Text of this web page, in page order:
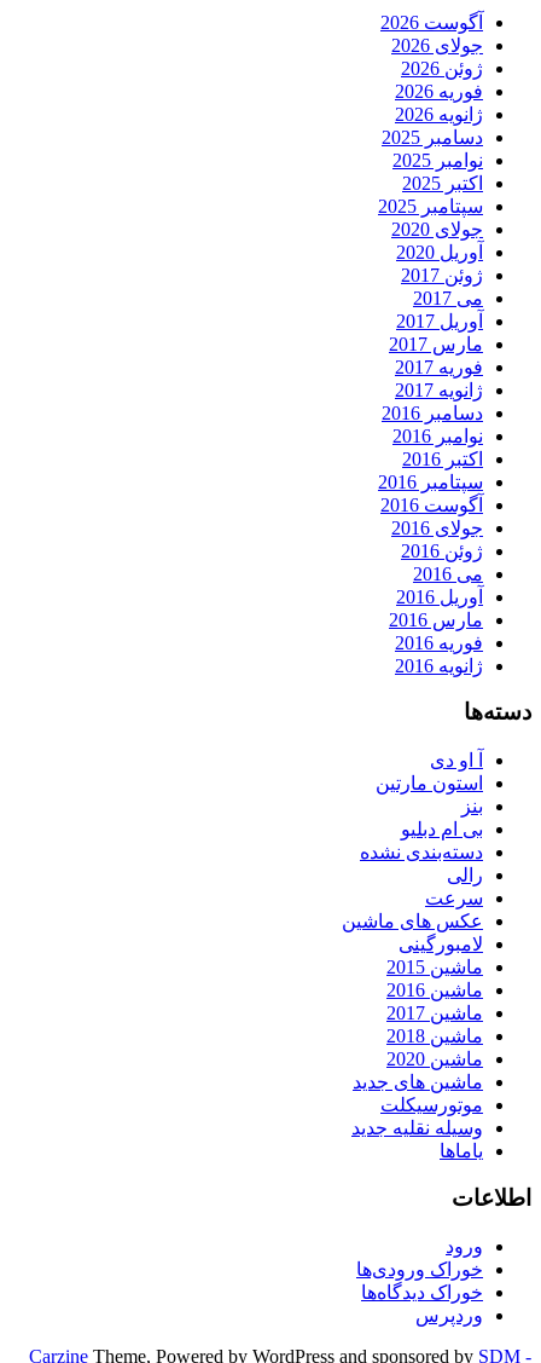
آگوست 2026
جولای 2026
ژوئن 2026
فوریه 2026
ژانویه 2026
دسامبر 2025
نوامبر 2025
اکتبر 2025
سپتامبر 2025
جولای 2020
آوریل 2020
ژوئن 2017
می 2017
آوریل 2017
مارس 2017
فوریه 2017
ژانویه 2017
دسامبر 2016
نوامبر 2016
اکتبر 2016
سپتامبر 2016
آگوست 2016
جولای 2016
ژوئن 2016
می 2016
آوریل 2016
مارس 2016
فوریه 2016
ژانویه 2016
دسته‌ها
آ او دی
استون مارتین
بنز
بی ام دبلیو
دسته‌بندی نشده
رالی
سرعت
عکس های ماشین
لامبورگینی
ماشین 2015
ماشین 2016
ماشین 2017
ماشین 2018
ماشین 2020
ماشین های جدید
موتورسیکلت
وسیله نقلیه جدید
یاماها
اطلاعات
ورود
خوراک ورودی‌ها
خوراک دیدگاه‌ها
وردپرس
Carzine Theme, Powered by WordPress and sponsored by SDM -